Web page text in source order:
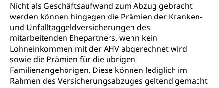
Nicht als Geschäftsaufwand zum Abzug gebracht
werden können hingegen die Prämien der Kranken-
und Unfalltaggeldversicherungen des
mitarbeitenden Ehepartners, wenn kein
Lohneinkommen mit der AHV abgerechnet wird
sowie die Prämien für die übrigen
Familienangehörigen. Diese können lediglich im
Rahmen des Versicherungsabzuges geltend gemacht
Kindes- und Erwachsenenschutz KESB
Kindes- und Erwachsenenschutzbehörden im
Kanton Luzern
Umwelt und Bauen
Abfall
Abfallentsorgung, Kehrichtabfuhr, Müllabfuhr